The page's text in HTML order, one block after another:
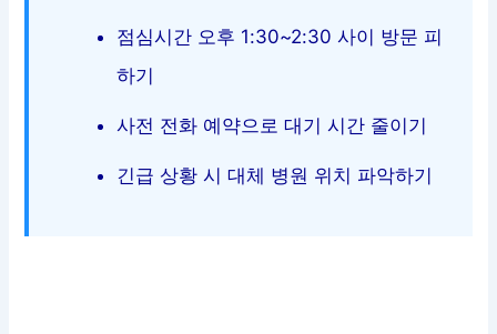
점심시간 오후 1:30~2:30 사이 방문 피
하기
사전 전화 예약으로 대기 시간 줄이기
긴급 상황 시 대체 병원 위치 파악하기